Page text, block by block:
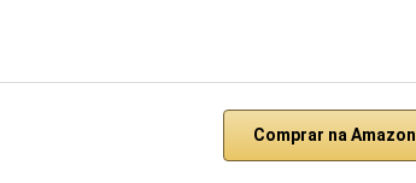
Comprar na Amazon